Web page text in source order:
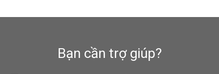
Bạn cần trợ giúp?